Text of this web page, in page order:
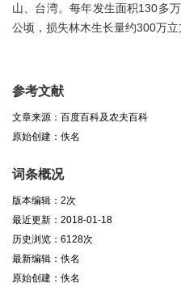
山、台湾。每年发生面积130多
公顷，损失林木生长量约300万立
参考文献
文章来源：百度百科及农夫百科
原始创建：佚名
词条概况
版本编辑：2次
最近更新：2018-01-18
历史浏览：6128次
最新编辑：佚名
原始创建：佚名